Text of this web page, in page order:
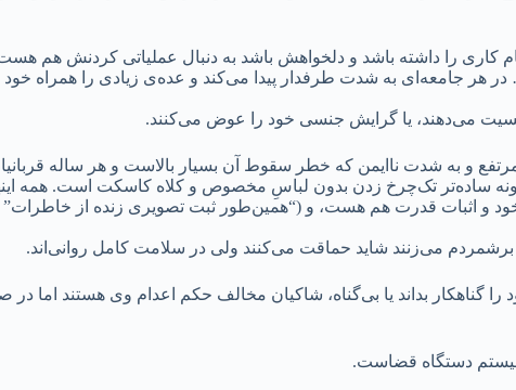
کاری را داشته باشد و دلخواهش باشد به دنبال عملیاتی کردنش
هر جامعه‌ای به شدت طرفدار پیدا می‌کند و عده‌ی زیادی را همراه خود
می‌دهند، یا گرایش جنسی خود را عوض می‌کنند.
و به شدت ناایمن که خطر سقوط آن بسیار بالاست و هر ساله
نمونه ساده‌تر تک‌چرخ زدن بدون لباسِ مخصوص و کلاه کاسکت است. همه
و اثبات قدرت هم هست، و (“همین‌طور ثبت تصویری زنده از خاطرات”
برشمردم می‌زنند شاید حماقت می‌کنند ولی در سلامت کامل روانی‌اند.
را گناهکار بداند یا بی‌گناه، شاکیان مخالف حکم اعدام وی هستند
دستگاه قضاست.